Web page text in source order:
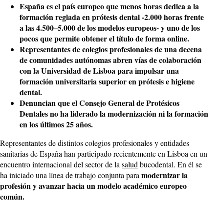
España es el país europeo que menos horas dedica a la
formación reglada en prótesis dental -2.000 horas frente
a las 4.500–5.000 de los modelos europeos- y uno de los
pocos que permite obtener el título de forma online.
Representantes de colegios profesionales de una decena
de comunidades autónomas abren vías de colaboración
con la Universidad de Lisboa para impulsar una
formación universitaria superior en prótesis e higiene
dental.
Denuncian que el Consejo General de Protésicos
Dentales no ha liderado la modernización ni la formación
en los últimos 25 años.
Representantes de distintos colegios profesionales y entidades
sanitarias de España han participado recientemente en Lisboa en un
encuentro internacional del sector de lasaludbucodental. En él se
ha iniciado una línea de trabajo conjunta paramodernizar la
profesión y avanzar hacia un modelo académico europeo
común.